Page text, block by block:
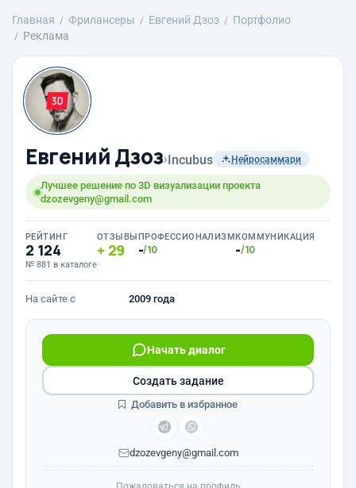
Главная Фрилансеры Евгений Дзоз
Портфолио
Реклама
Евгений Дзоз›Incubus Нейросаммари
Лучшее решение по 3D визуализации проекта
dzozevgeny@gmail.com
РЕЙТИНГ
2 124
№ 881 в каталоге
ОТЗЫВЫ
29
ПРОФЕССИОНАЛИЗМ
-/10
КОММУНИКАЦИЯ
-/10
На сайте с 2009 года
Начать диалог
dzozevgeny@gmail.com
Создать задание
Добавить в избранное